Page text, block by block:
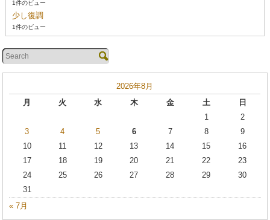
1件のビュー
少し復調
1件のビュー
2026年8月
月
火 水 木 金 土
日
1
2
3
4 5 6 7 8
9
10
11 12 13 14 15
16
17
18 19 20 21 22
23
24
25 26 27 28 29
30
31
« 7月